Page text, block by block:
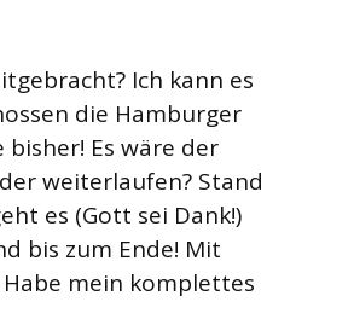
Ich kann es
die Hamburger
bisher! Es wäre der
weiterlaufen? Stand
es (Gott sei Dank!)
bis zum Ende! Mit
mein komplettes